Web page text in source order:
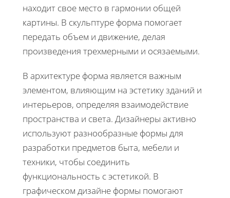
находит свое место в гармонии общей
картины. В скульптуре форма помогает
передать объем и движение, делая
произведения трехмерными и осязаемыми.
В архитектуре форма является важным
элементом, влияющим на эстетику зданий и
интерьеров, определяя взаимодействие
пространства и света. Дизайнеры активно
используют разнообразные формы для
разработки предметов быта, мебели и
техники, чтобы соединить
функциональность с эстетикой. В
графическом дизайне формы помогают